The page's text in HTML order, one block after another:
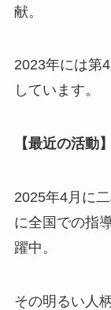
献。
2023年には第
しています。
【最近の活動】
2025年4月に
に全国での指
躍中。
その明るい人